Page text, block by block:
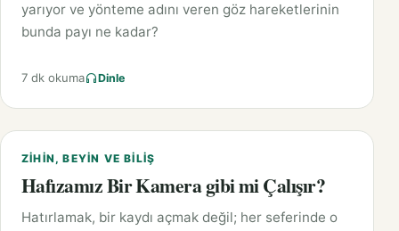
yarıyor ve yönteme adını veren göz hareketlerinin
bunda payı ne kadar?
7 dk okuma Dinle
ZIHIN, BEYIN VE BILIŞ
Hafızamız Bir Kamera gibi mi Çalışır?
Hatırlamak, bir kaydı açmak değil; her seferinde o